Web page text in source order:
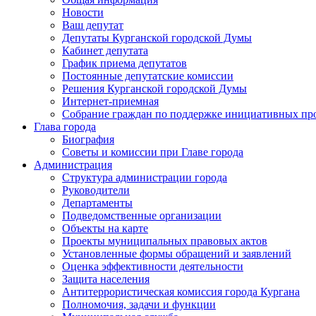
Новости
Ваш депутат
Депутаты Курганской городской Думы
Кабинет депутата
График приема депутатов
Постоянные депутатские комиссии
Решения Курганской городской Думы
Интернет-приемная
Собрание граждан по поддержке инициативных
Глава города
Биография
Советы и комиссии при Главе города
Администрация
Структура администрации города
Руководители
Департаменты
Подведомственные организации
Объекты на карте
Проекты муниципальных правовых актов
Установленные формы обращений и заявлений
Оценка эффективности деятельности
Защита населения
Антитеррористическая комиссия города Кургана
Полномочия, задачи и функции